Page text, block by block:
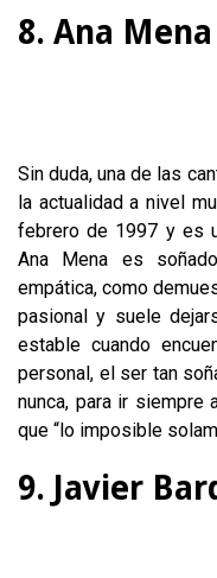
8. Ana Mena
Sin duda, una de las
la actualidad a nivel
febrero de 1997 y es
Ana Mena es
empática, como
pasional y suele
estable cuando
personal, el ser tan
nunca, para ir siempre
que “lo imposible
9. Javier